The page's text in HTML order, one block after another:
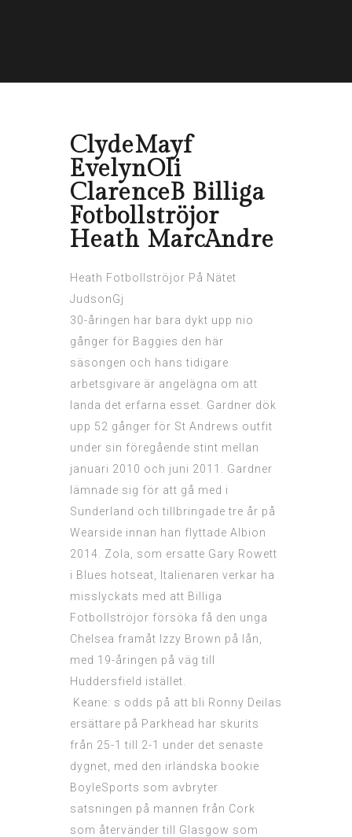
ClydeMayf
EvelynOli
ClarenceB Billiga
Fotbollströjor
Heath MarcAndre
Heath Fotbollströjor På Nätet
JudsonGj
30-åringen har bara dykt upp nio
gånger för Baggies den här
säsongen och hans tidigare
arbetsgivare är angelägna om att
landa det erfarna esset. Gardner dök
upp 52 gånger för St Andrews outfit
under sin föregående stint mellan
januari 2010 och juni 2011. Gardner
lämnade sig för att gå med i
Sunderland och tillbringade tre år på
Wearside innan han flyttade Albion
2014. Zola, som ersatte Gary Rowett
i Blues hotseat, Italienaren verkar ha
misslyckats med att Billiga
Fotbollströjor försöka få den unga
Chelsea framåt Izzy Brown på lån,
med 19-åringen på väg till
Huddersfield istället.
Keane: s odds på att bli Ronny Deilas
ersättare på Parkhead har skurits
från 25-1 till 2-1 under det senaste
dygnet, med den irländska bookie
BoyleSports som avbryter
satsningen på mannen från Cork
som återvänder till Glasgow som